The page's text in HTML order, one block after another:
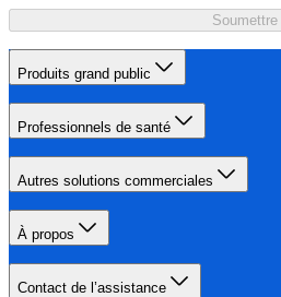
Soumettre
Produits grand public
Professionnels de santé
Autres solutions commerciales
À propos
Contact de l’assistance